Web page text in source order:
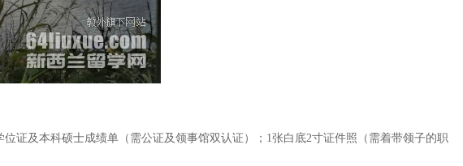
证及本科硕士成绩单（需公证及领事馆双认证）；1张白底2寸证件照（需着带领子的职